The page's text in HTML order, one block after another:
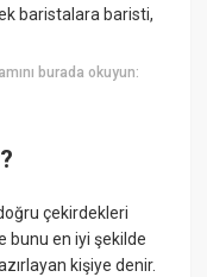
baristalara baristi,
burada okuyun:
çekirdekleri
bunu en iyi şekilde
kişiye denir.